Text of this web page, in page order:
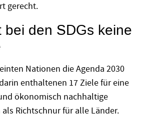
gerecht.
bei den SDGs keine
Nationen die Agenda 2030
enthaltenen 17 Ziele für eine
ökonomisch nachhaltige
Richtschnur für alle Länder.